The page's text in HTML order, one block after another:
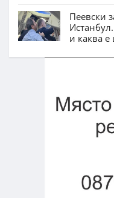
Пеевски
и каква е